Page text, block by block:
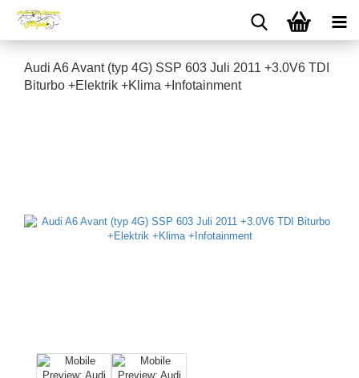
Audi A6 Avant (typ 4G) SSP 603 Juli 2011 +3.0V6 TDI
Biturbo +Elektrik +Klima +Infotainment